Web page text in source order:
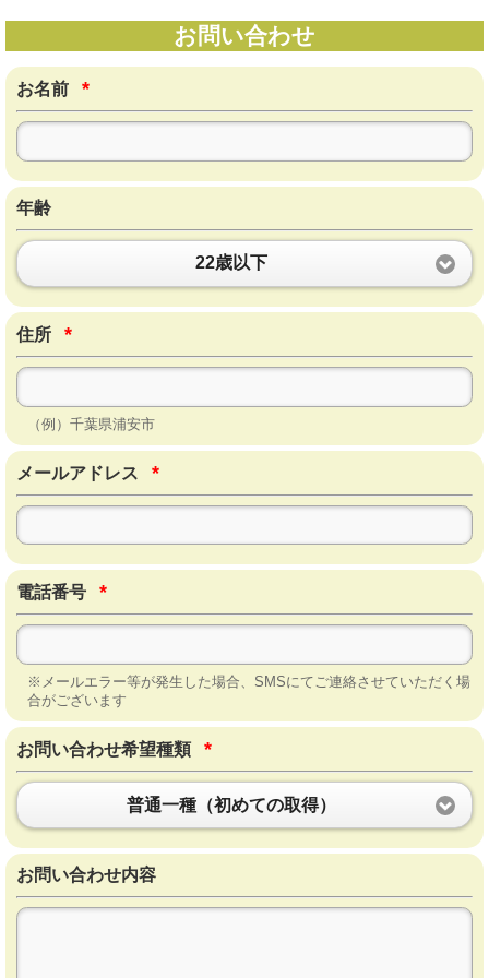
お問い合わせ
お名前 *
年齢
22歳以下
住所 *
（例）千葉県浦安市
メールアドレス *
電話番号 *
※メールエラー等が発生した場合、SMSにてご連絡させていただく場
合がございます
お問い合わせ希望種類 *
普通一種（初めての取得）
お問い合わせ内容